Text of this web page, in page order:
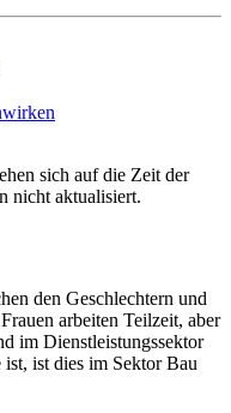
sich auf die Zeit der
nicht aktualisiert.
den Geschlechtern und
arbeiten Teilzeit, aber
im Dienstleistungssektor
ist dies im Sektor Bau